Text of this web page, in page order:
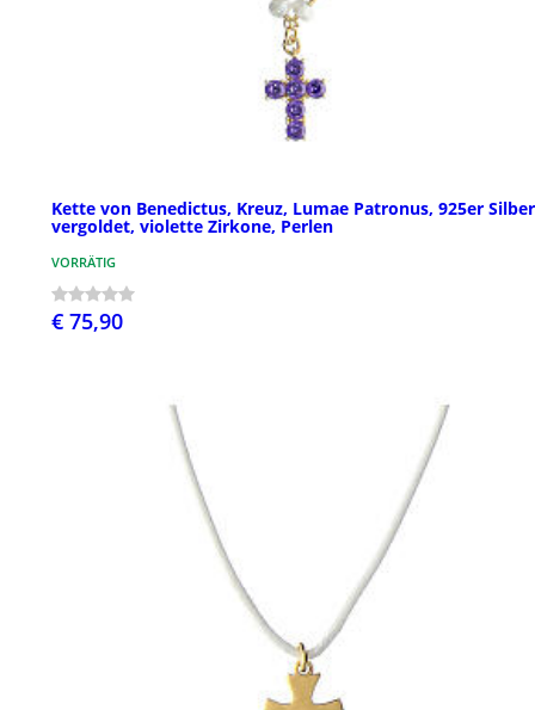
Kette von Benedictus, Kreuz, Lumae Patronus, 925er
vergoldet, violette Zirkone, Perlen
VORRÄTIG
€ 75,90